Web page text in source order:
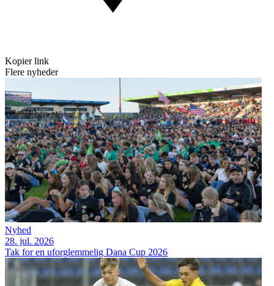
Kopier link
Flere nyheder
Nyhed
28. jul. 2026
Tak for en uforglemmelig Dana Cup 2026